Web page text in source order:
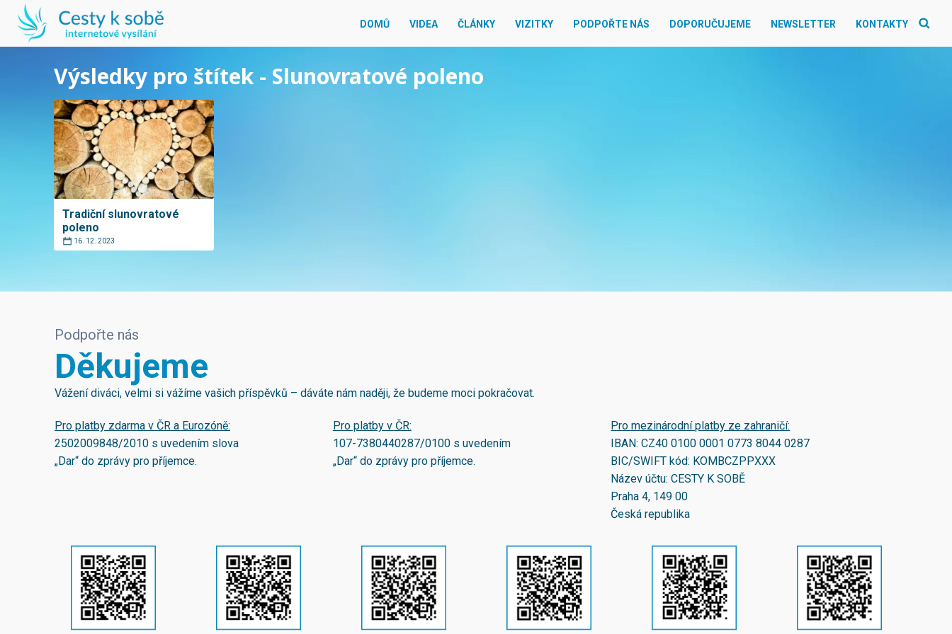
DOMŮ VIDEA ČLÁNKY VIZITKY PODPOŘTE NÁS DOPORUČUJEME NEWSLETTER KONTAKTY
Výsledky pro štítek - Slunovratové poleno
Tradiční slunovratové
poleno
16. 12. 2023
Podpořte nás
Děkujeme
Vážení diváci, velmi si vážíme vašich příspěvků – dáváte nám naději, že budeme moci pokračovat.
Pro platby zdarma v ČR a Eurozóně:
2502009848/2010 s uvedením slova
„Dar“ do zprávy pro příjemce.
Pro platby v ČR:
107-7380440287/0100s uvedením
„Dar“ do zprávy pro příjemce.
Pro mezinárodní platby ze zahraničí:
IBAN:CZ40 0100 0001 0773 8044 0287
BIC/SWIFT kód: KOMBCZPPXXX
Název účtu: CESTY K SOBĚ
Praha 4, 149 00
Česká republika